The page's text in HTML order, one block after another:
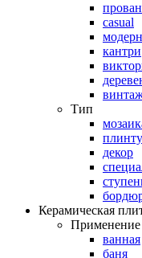
casual
модерн
кантри
Тип
декор
Керамическая
Применение
ванная
баня